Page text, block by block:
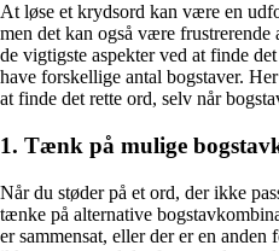
At løse et krydsord kan være en
men det kan også være
de vigtigste aspekter ved at finde
have forskellige antal bogstaver.
at finde det rette ord, selv når
1. Tænk på mulige
Når du støder på et ord, der ikke
tænke på alternative
er sammensat, eller der er en